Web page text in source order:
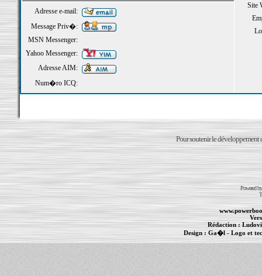
Site
Adresse e-mail:
Message Priv�:
MSN Messenger:
Yahoo Messenger:
Adresse AIM:
Num�ro ICQ:
Pour soutenir le développement
Powered
Rédaction :
Design : Ga�l- Logo et